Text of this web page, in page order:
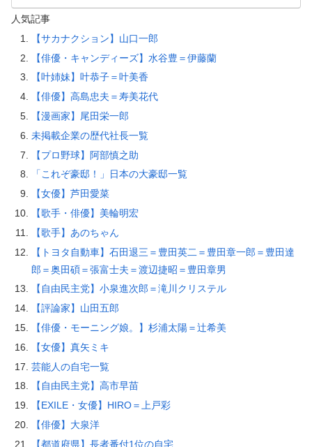
人気記事
【サカナクション】山口一郎
【俳優・キャンディーズ】水谷豊＝伊藤蘭
【叶姉妹】叶恭子＝叶美香
【俳優】高島忠夫＝寿美花代
【漫画家】尾田栄一郎
未掲載企業の歴代社長一覧
【プロ野球】阿部慎之助
「これぞ豪邸！」日本の大豪邸一覧
【女優】芦田愛菜
【歌手・俳優】美輪明宏
【歌手】あのちゃん
【トヨタ自動車】石田退三＝豊田英二＝豊田章一郎＝豊田達
郎＝奥田碩＝張富士夫＝渡辺捷昭＝豊田章男
【自由民主党】小泉進次郎＝滝川クリステル
【評論家】山田五郎
【俳優・モーニング娘。】杉浦太陽＝辻希美
【女優】真矢ミキ
芸能人の自宅一覧
【自由民主党】高市早苗
【EXILE・女優】HIRO＝上戸彩
【俳優】大泉洋
【都道府県】長者番付1位の自宅